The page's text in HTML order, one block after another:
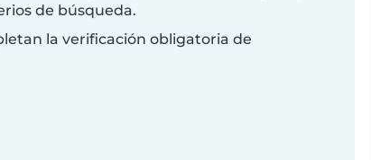
de búsqueda.
la verificación obligatoria de